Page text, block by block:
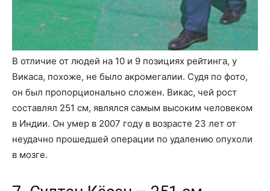
В отличие от людей на 10 и 9 позициях рейтинга, у
Викаса, похоже, не было акромегалии. Судя по фото,
он был пропорционально сложен. Викас, чей рост
составлял 251 см, являлся самым высоким человеком
в Индии. Он умер в 2007 году в возрасте 23 лет от
неудачно прошедшей операции по удалению опухоли
в мозге.